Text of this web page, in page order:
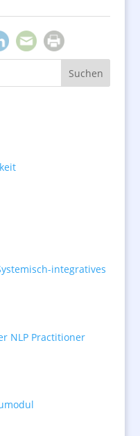
integratives
NLP Practitioner